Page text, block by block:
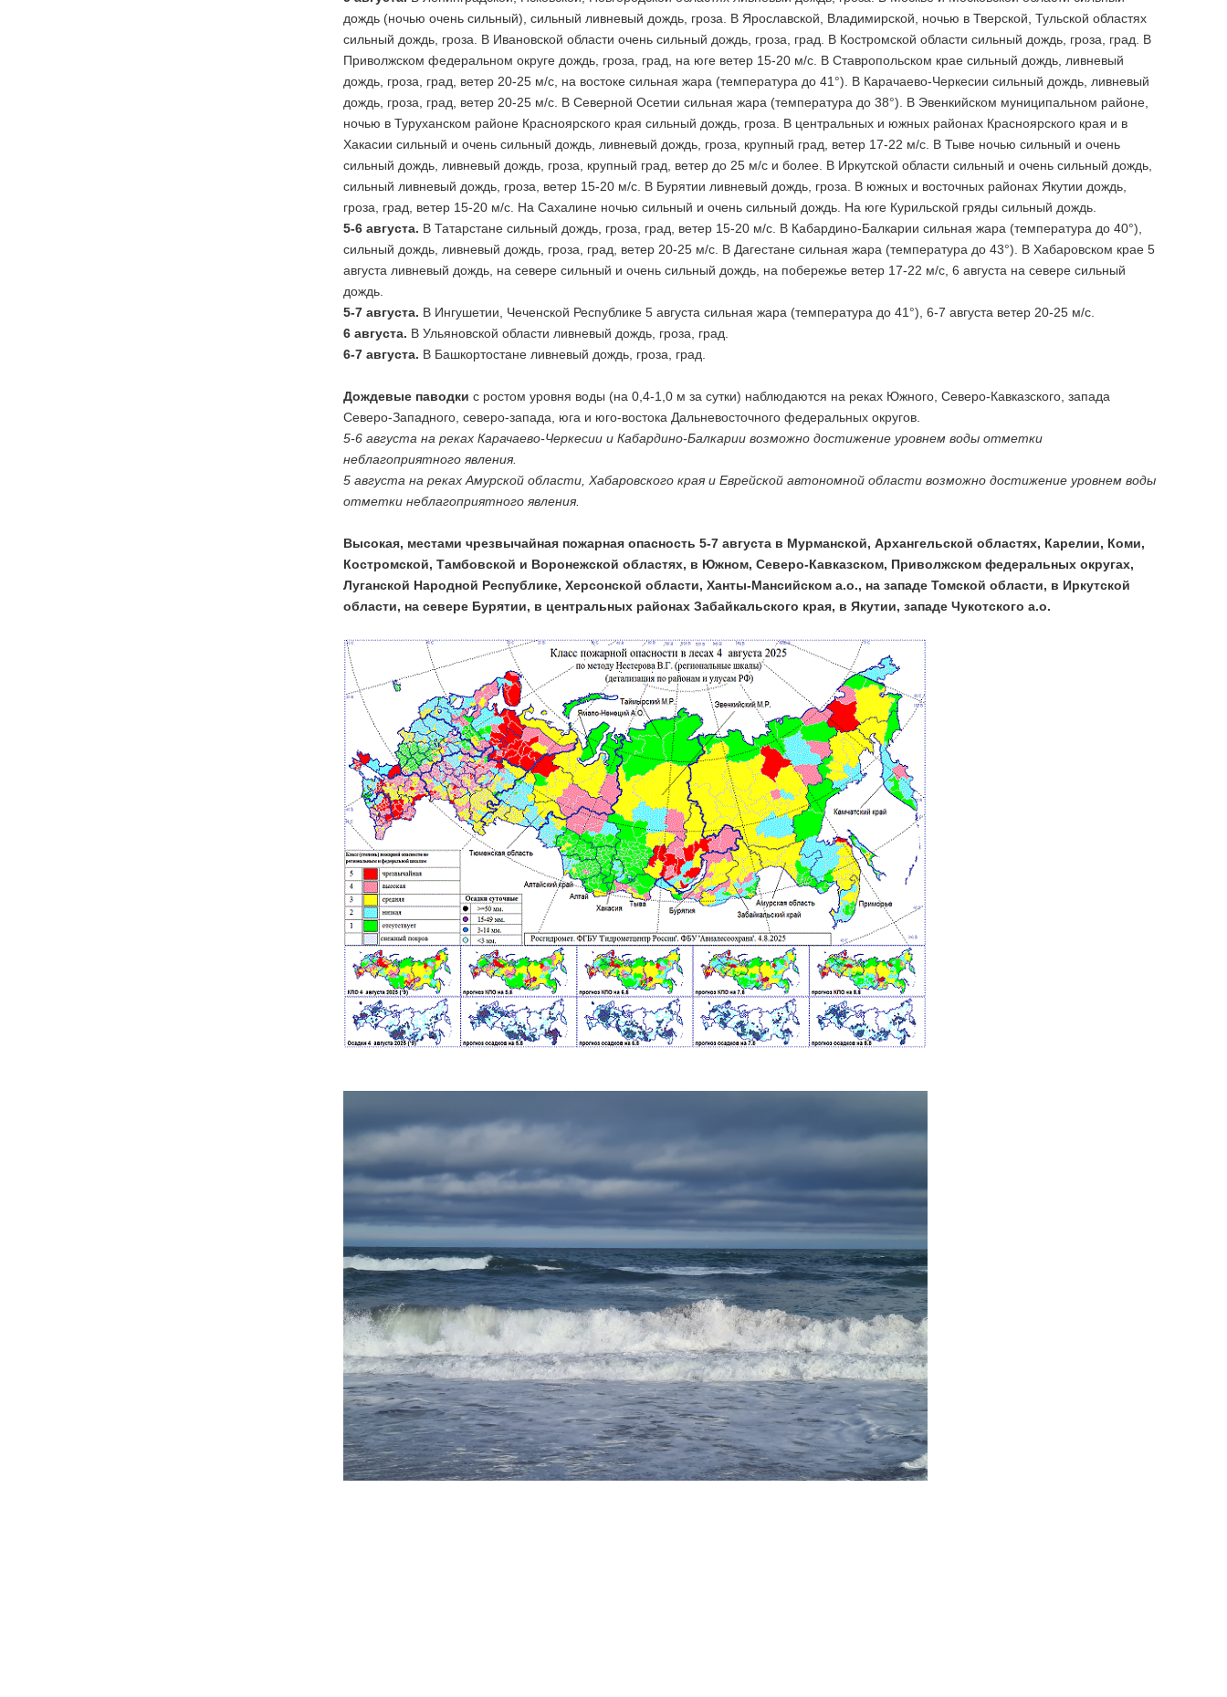
дождь (ночью очень сильный), сильный ливневый дождь, гроза. В Ярославской, Владимирской, ночью в Тверской, Тульской областях
сильный дождь, гроза. В Ивановской области очень сильный дождь, гроза, град. В Костромской области сильный дождь, гроза, град. В
Приволжском федеральном округе дождь, гроза, град, на юге ветер 15-20 м/с. В Ставропольском крае сильный дождь, ливневый
дождь, гроза, град, ветер 20-25 м/с, на востоке сильная жара (температура до 41°). В Карачаево-Черкесии сильный дождь, ливневый
дождь, гроза, град, ветер 20-25 м/с. В Северной Осетии сильная жара (температура до 38°). В Эвенкийском муниципальном районе,
ночью в Туруханском районе Красноярского края сильный дождь, гроза. В центральных и южных районах Красноярского края и в
Хакасии сильный и очень сильный дождь, ливневый дождь, гроза, крупный град, ветер 17-22 м/с. В Тыве ночью сильный и очень
сильный дождь, ливневый дождь, гроза, крупный град, ветер до 25 м/с и более. В Иркутской области сильный и очень сильный дождь,
сильный ливневый дождь, гроза, ветер 15-20 м/с. В Бурятии ливневый дождь, гроза. В южных и восточных районах Якутии дождь,
гроза, град, ветер 15-20 м/с. На Сахалине ночью сильный и очень сильный дождь. На юге Курильской гряды сильный дождь.
5-6 августа. В Татарстане сильный дождь, гроза, град, ветер 15-20 м/с. В Кабардино-Балкарии сильная жара (температура до 40°),
сильный дождь, ливневый дождь, гроза, град, ветер 20-25 м/с. В Дагестане сильная жара (температура до 43°). В Хабаровском крае 5
августа ливневый дождь, на севере сильный и очень сильный дождь, на побережье ветер 17-22 м/с, 6 августа на севере сильный
дождь.
5-7 августа. В Ингушетии, Чеченской Республике 5 августа сильная жара (температура до 41°), 6-7 августа ветер 20-25 м/с.
6 августа. В Ульяновской области ливневый дождь, гроза, град.
6-7 августа. В Башкортостане ливневый дождь, гроза, град.
Дождевые паводки с ростом уровня воды (на 0,4-1,0 м за сутки) наблюдаются на реках Южного, Северо-Кавказского, запада
Северо-Западного, северо-запада, юга и юго-востока Дальневосточного федеральных округов.
5-6 августа на реках Карачаево-Черкесии и Кабардино-Балкарии возможно достижение уровнем воды отметки
неблагоприятного явления.
5 августа на реках Амурской области, Хабаровского края и Еврейской автономной области возможно достижение уровнем воды
отметки неблагоприятного явления.
Высокая, местами чрезвычайная пожарная опасность 5-7 августа в Мурманской, Архангельской областях, Карелии, Коми,
Костромской, Тамбовской и Воронежской областях, в Южном, Северо-Кавказском, Приволжском федеральных округах,
Луганской Народной Республике, Херсонской области, Ханты-Мансийском а.о., на западе Томской области, в Иркутской
области, на севере Бурятии, в центральных районах Забайкальского края, в Якутии, западе Чукотского а.о.